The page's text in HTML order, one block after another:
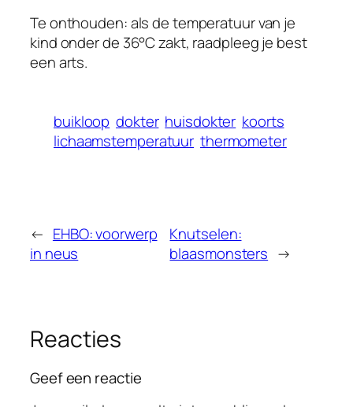
Te onthouden: als de temperatuur van je
kind onder de 36°C zakt, raadpleeg je best
een arts.
buikloop dokter huisdokter koorts
lichaamstemperatuur thermometer
← EHBO: voorwerp
in neus
Knutselen:
blaasmonsters →
Reacties
Geef een reactie